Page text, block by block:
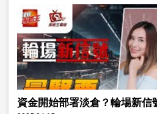
資金開始部署淡倉？輪場新